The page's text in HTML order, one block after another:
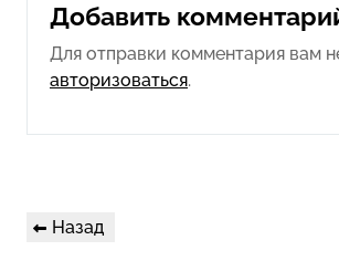
Добавить
Для отправки комментария вам
авторизоваться.
Навигация
Предыдущая
Назад